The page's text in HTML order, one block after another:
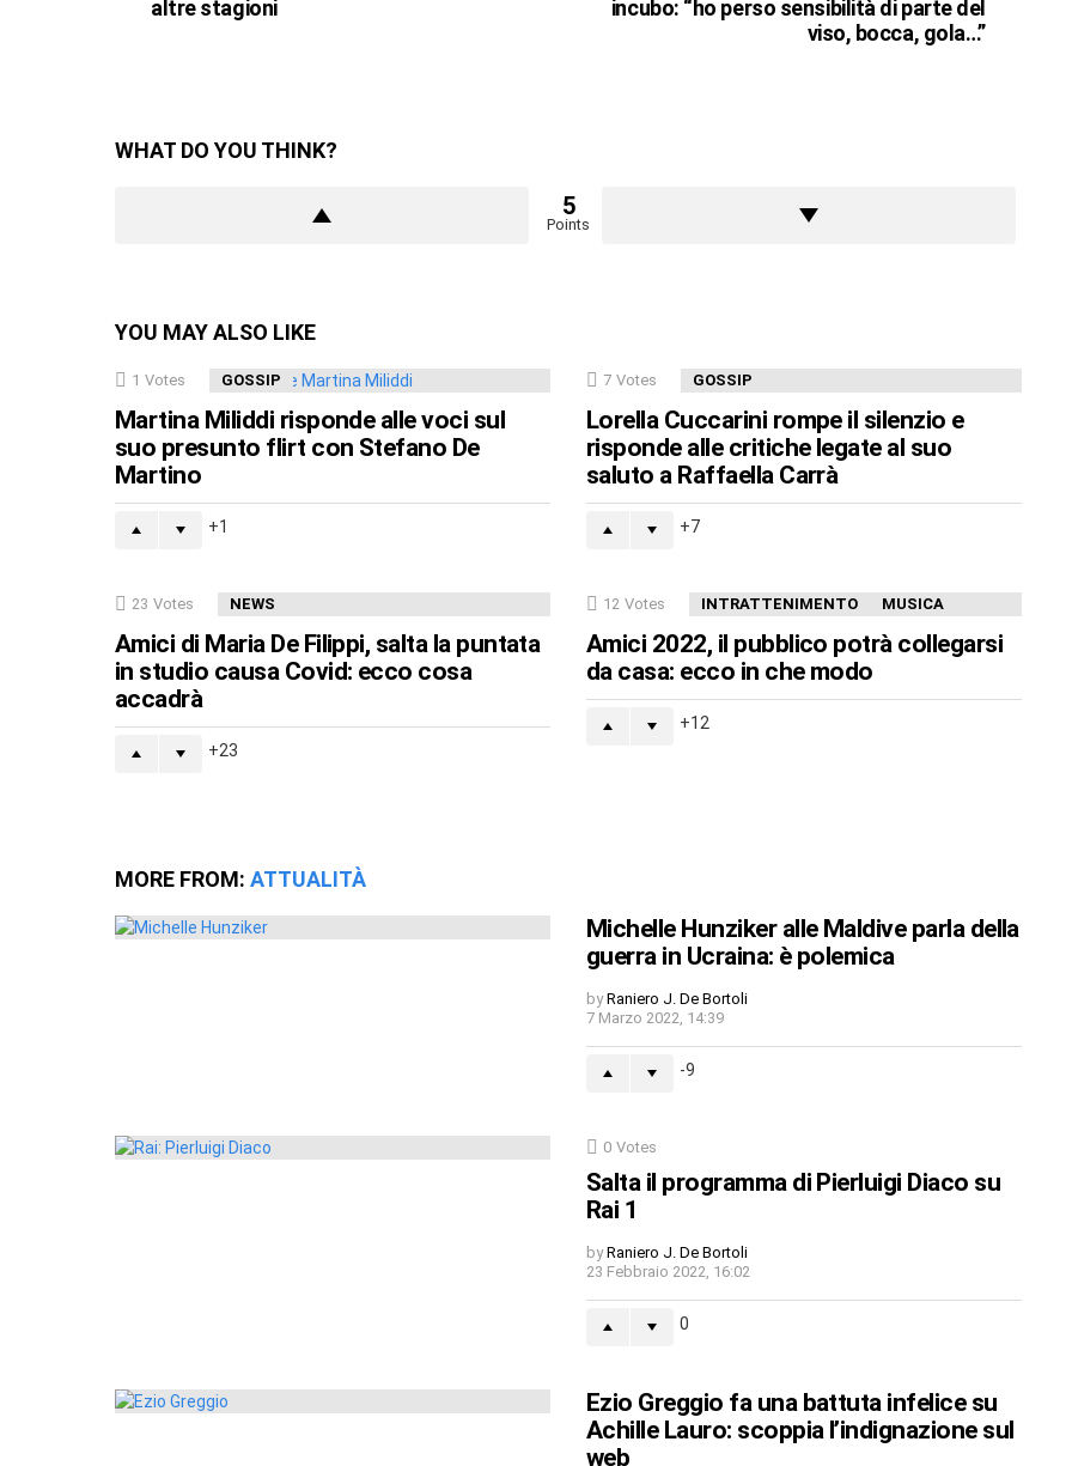
altre stagioni
incubo: “ho perso sensibilità di parte del
viso, bocca, gola…”
WHAT DO YOU THINK?
5
Points
YOU MAY ALSO LIKE
1 Votes GOSSIP
Martina Miliddi risponde alle voci sul
suo presunto flirt con Stefano De
Martino
1
7 Votes GOSSIP
Lorella Cuccarini rompe il silenzio e
risponde alle critiche legate al suo
saluto a Raffaella Carrà
7
23 Votes NEWS
Amici di Maria De Filippi, salta la puntata
in studio causa Covid: ecco cosa
accadrà
23
12 Votes INTRATTENIMENTO MUSICA
Amici 2022, il pubblico potrà collegarsi
da casa: ecco in che modo
12
MORE FROM: ATTUALITÀ
Michelle Hunziker alle Maldive parla della
guerra in Ucraina: è polemica
by Raniero J. De Bortoli
7 Marzo 2022, 14:39
-9
0 Votes
Salta il programma di Pierluigi Diaco su
Rai 1
by Raniero J. De Bortoli
23 Febbraio 2022, 16:02
0
Ezio Greggio fa una battuta infelice su
Achille Lauro: scoppia l’indignazione sul
web